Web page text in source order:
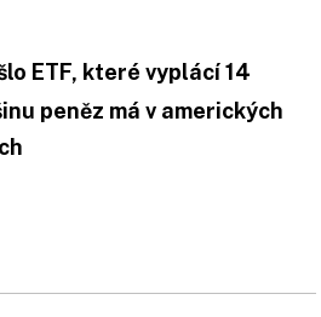
ETF, které vyplácí 14
peněz má v amerických